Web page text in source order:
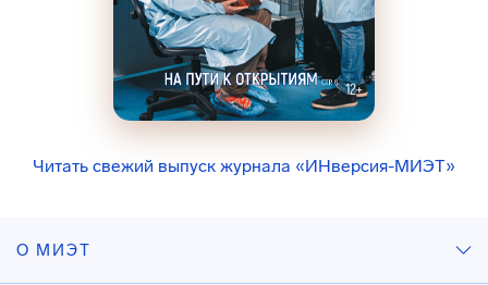
Читать свежий выпуск журнала «ИНверсия-МИЭТ»
О МИЭТ